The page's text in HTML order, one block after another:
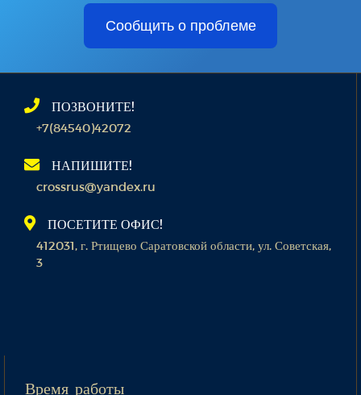
Сообщить о проблеме
ПОЗВОНИТЕ!
+7(84540)42072
НАПИШИТЕ!
crossrus@yandex.ru
ПОСЕТИТЕ ОФИС!
412031, г. Ртищево Саратовской области, ул. Советская,
3
Время работы